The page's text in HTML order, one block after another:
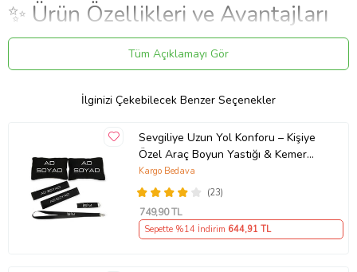
✨ Ürün Özellikleri ve Avantajları
✔Birebir Uyum:Aracınızın orijinal ölçülerine sadık kalınarak
✔Malzeme:Dayanıklı ve uzun ömürlü malzeme.
Jant ve kaliper arasından en az 2 cm boşluk olan araçlarda
Kaliper tiplerine göre ufak çapta uygun kesme işlemi yapılabilir
Yüksek ısıya dayanıklı maddeden üretilmiştir.
Fren merkezi üzerine yapıştırarak veya vidalanarak monte
edilebilir
Araç kaliper sistemine göre ufak çapta kesme işlemi gerekebilir
Diğer ithal ürünler gibi boyama değildir. Sonradan rengi asla
solmaz.
Tüm Açıklamayı Gör
İlginizi Çekebilecek Benzer Seçenekler
Sevgiliye Uzun Yol Konforu – Kişiye
Özel Araç Boyun Yastığı & Kemer
Pedi Hediye Seti
(23)
Kargo Bedava
749,90 TL
Sepette %14 İndirim 644,91 TL